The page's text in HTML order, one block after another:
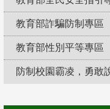
教育部詐騙防制專區
教育部性別平等專區
防制校園霸凌，勇敢